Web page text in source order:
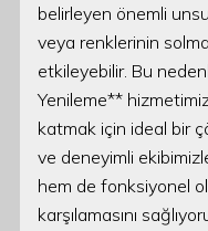
belirleyen önemli
veya renklerinin
etkileyebilir. Bu
Yenileme**
katmak için ideal bir
ve deneyimli
hem de fonksiyonel
karşılamasını